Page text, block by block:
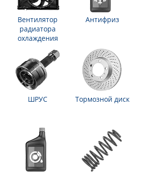
Вентилятор
радиатора
охлаждения
Антифриз
ШРУС Тормозной диск